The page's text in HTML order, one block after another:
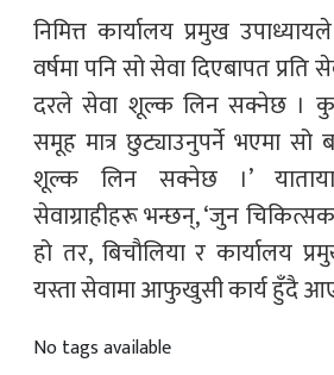
निमित्त कार्यालय प्रमुख
वर्षमा पनि सो सेवा दिएबापत प्रति
दरले सेवा शूल्क लिन सक्नेछ । कुनै
समूह मात्र छुट्याउनुपर्ने भएमा
शूल्क लिन सक्नेछ ।’
सेवाग्राहीहरू भन्छन्, ‘जुन
हो तर, बिचौलिया र कार्यालय
यस्ता सेवामा आफुखुसी कार्य हुँदै
No tags available